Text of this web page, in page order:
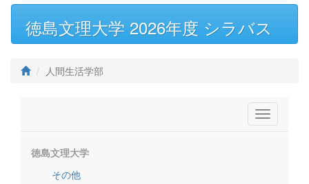
徳島文理大学 2026年度 シラバス
人間生活学部
Toggle
徳島文理大学
その他